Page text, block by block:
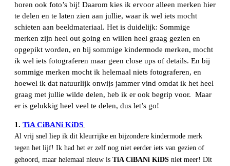
horen ook foto’s bij! Daarom kies ik ervoor alleen merken hier
te delen en te laten zien aan jullie, waar ik wel iets mocht
schieten aan beeldmateriaal. Het is duidelijk: Sommige
merken zijn heel out going en willen heel graag gezien en
opgepikt worden, en bij sommige kindermode merken, mocht
ik wel iets fotograferen maar geen close ups of details. En bij
sommige merken mocht ik helemaal niets fotograferen, en
hoewel ik dat natuurlijk onwijs jammer vind omdat ik het heel
graag met jullie wilde delen, heb ik er ook begrip voor. Maar
er is gelukkig heel veel te delen, dus let’s go!
1. TiA CiBANi KiDS
Al vrij snel liep ik dit kleurrijke en bijzondere kindermode merk
tegen het lijf! Ik had het er zelf nog niet eerder iets van gezien of
gehoord, maar helemaal nieuw is TiA CiBANi KiDS niet meer! Dit